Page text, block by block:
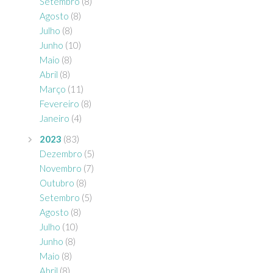
Agosto (8)
Julho (8)
Junho (10)
Maio (8)
Abril (8)
Março (11)
Fevereiro (8)
Janeiro (4)
2023 (83)
Dezembro (5)
Novembro (7)
Outubro (8)
Setembro (5)
Agosto (8)
Julho (10)
Junho (8)
Maio (8)
Abril (8)